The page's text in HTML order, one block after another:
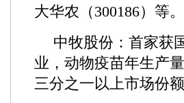
大华农（300186）等。
中牧股份：首家获
业，动物疫苗年生产
三分之一以上市场份额